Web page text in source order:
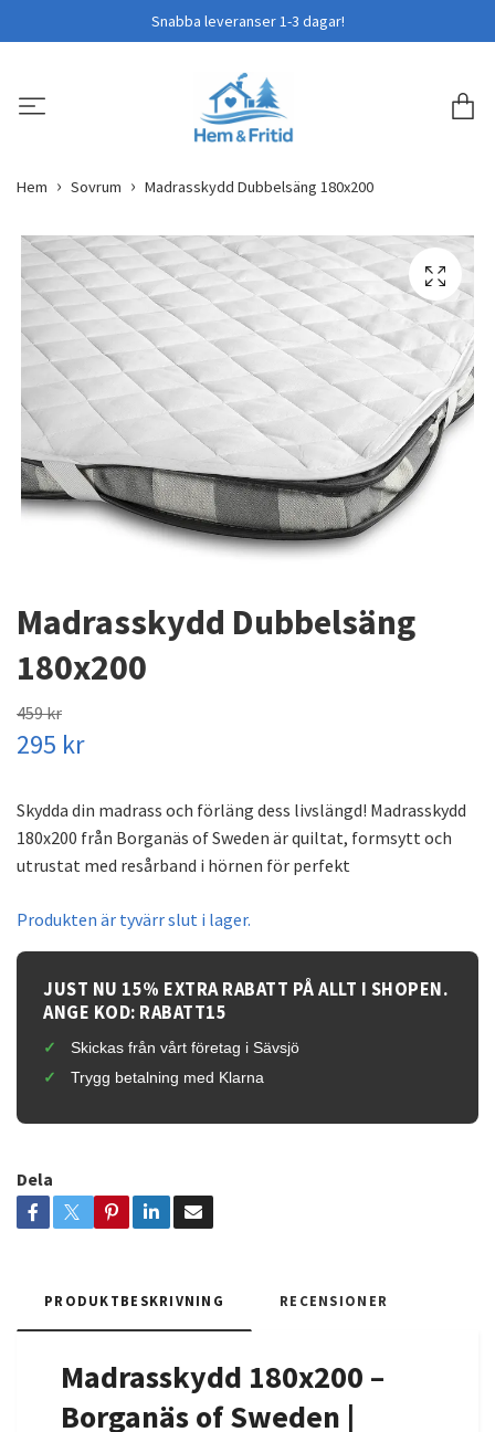
Snabba leveranser 1-3 dagar!
Hem Sovrum Madrasskydd Dubbelsäng 180x200
Madrasskydd Dubbelsäng
180x200
459 kr
295 kr
Skydda din madrass och förläng dess livslängd! Madrasskydd
180x200 från Borganäs of Sweden är quiltat, formsytt och
utrustat med resårband i hörnen för perfekt
Produkten är tyvärr slut i lager.
JUST NU 15% EXTRA RABATT PÅ ALLT I SHOPEN.
ANGE KOD: RABATT15
Skickas från vårt företag i Sävsjö
Trygg betalning med Klarna
Dela
PRODUKTBESKRIVNING RECENSIONER
Madrasskydd 180x200 –
Borganäs of Sweden |